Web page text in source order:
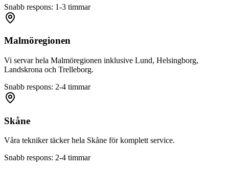
Snabb respons: 1-3 timmar
Malmöregionen
Vi servar hela Malmöregionen inklusive Lund, Helsingborg,
Landskrona och Trelleborg.
Snabb respons: 2-4 timmar
Skåne
Våra tekniker täcker hela Skåne för komplett service.
Snabb respons: 2-4 timmar